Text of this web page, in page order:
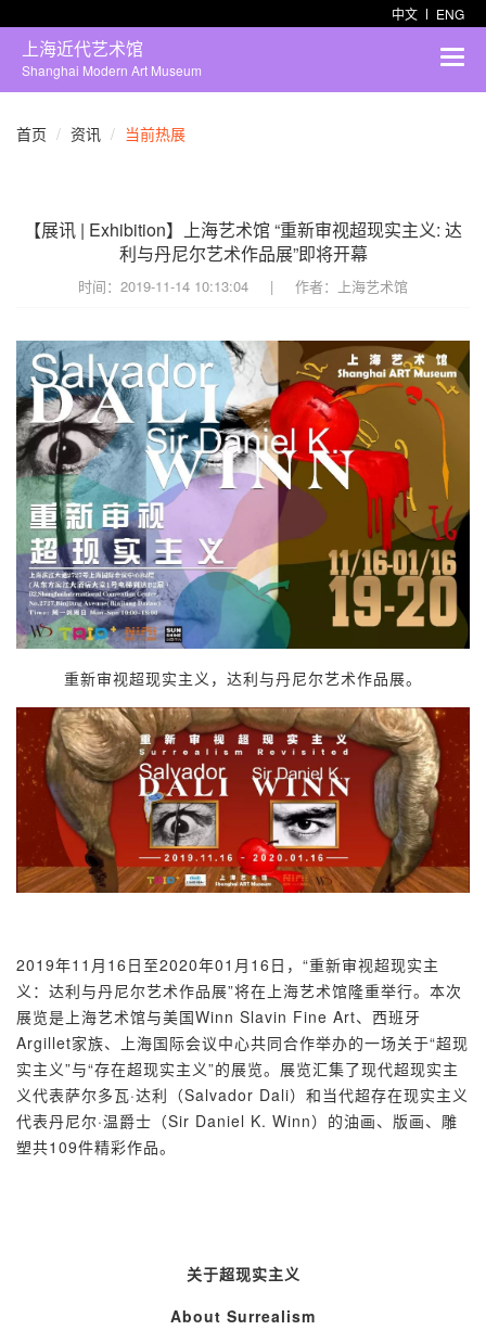
中文 ENG
上海近代艺术馆
Shanghai Modern Art Museum
首页 资讯 当前热展
【展讯 | Exhibition】上海艺术馆 “重新审视超现实主义: 达
利与丹尼尔艺术作品展”即将开幕
时间： 2019-11-14 10:13:04 | 作者： 上海艺术馆
重新审视超现实主义，达利与丹尼尔艺术作品展。
2019年11月 16 日至2020年01月16日，“重新审视超现实主
义： 达利与丹尼尔艺术作品展”将在上海艺术馆隆重举行。 本次
展览是上海艺术馆与美国Winn Slavin Fine Art、西班牙
Argillet家族、上海国际会议中心共同合作举办的一场关于“超现
实主义”与“存在超现实主义”的展览。展览汇集了现代超现实主
义代表萨尔多瓦·达利（Salvador Dali）和当代超存在现实主义
代表丹尼尔·温爵士（Sir Daniel K. Winn）的油画、版画、雕
塑共109件精彩作品。
关于超现实主义
About Surrealism